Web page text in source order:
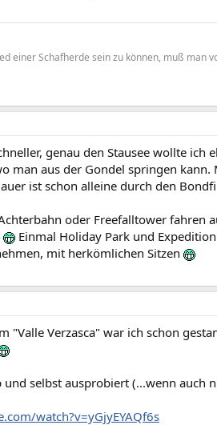
einer Schafherde sein zu können, muß man
genau den Stausee wollte ich
man aus der Gondel springen
ist schon alleine durch den
oder Freefalltower fahren
Einmal Holiday Park und
mit herkömlichen Sitzen
"Valle Verzasca" war ich schon
selbst ausprobiert (...wenn auch
watch?v=yGjyEYAQf6s